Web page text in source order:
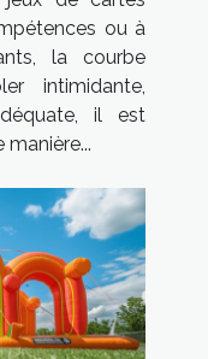
ou à
la courbe
intimidante,
il est